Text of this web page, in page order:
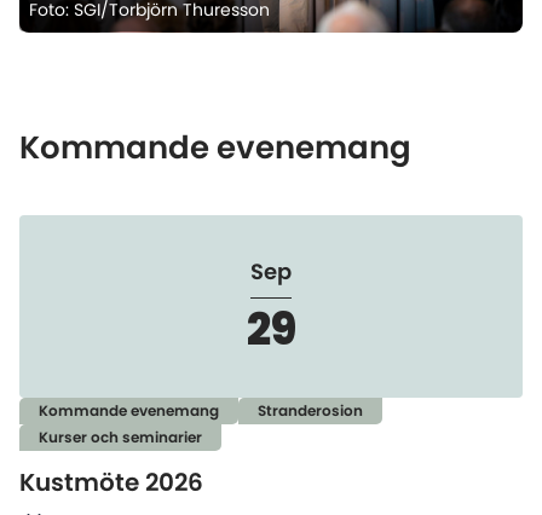
Foto: SGI/Torbjörn Thuresson
Kommande evenemang
Sep
29
Kommande evenemang
Stranderosion
Kurser och seminarier
Kustmöte 2026